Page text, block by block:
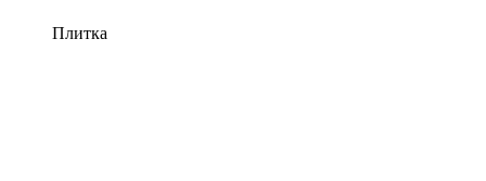
Плитка